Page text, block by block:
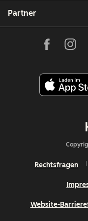
Partner
Rechtsfragen
Website-